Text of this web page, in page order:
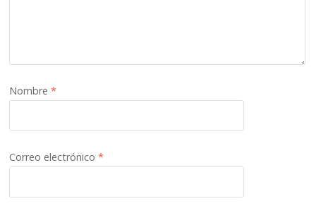
Nombre*
Correo electrónico*